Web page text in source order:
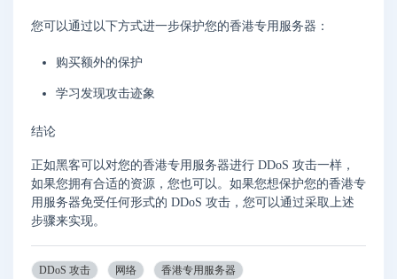
您可以通过以下方式进一步保护您的香港专用服务器：
购买额外的保护
学习发现攻击迹象
结论
正如黑客可以对您的香港专用服务器进行 DDoS 攻击一样，
如果您拥有合适的资源，您也可以。如果您想保护您的香港专
用服务器免受任何形式的 DDoS 攻击，您可以通过采取上述
步骤来实现。
DDoS 攻击 网络 香港专用服务器